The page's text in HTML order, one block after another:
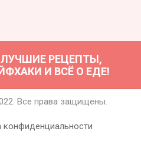
РЕЦЕПТЫ,
И ВСЁ О ЕДЕ!
Все права защищены.
конфиденциальности